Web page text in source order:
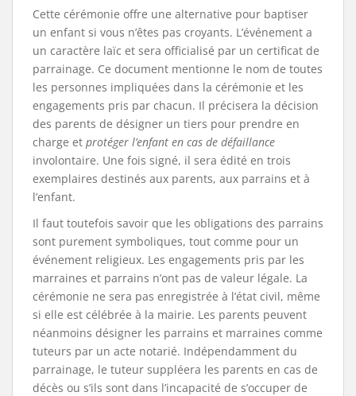
Cette cérémonie offre une alternative pour baptiser
un enfant si vous n’êtes pas croyants. L’événement a
un caractère laïc et sera officialisé par un certificat de
parrainage. Ce document mentionne le nom de toutes
les personnes impliquées dans la cérémonie et les
engagements pris par chacun. Il précisera la décision
des parents de désigner un tiers pour prendre en
charge et protéger l’enfant en cas de défaillance
involontaire. Une fois signé, il sera édité en trois
exemplaires destinés aux parents, aux parrains et à
l’enfant.
Il faut toutefois savoir que les obligations des parrains
sont purement symboliques, tout comme pour un
événement religieux. Les engagements pris par les
marraines et parrains n’ont pas de valeur légale. La
cérémonie ne sera pas enregistrée à l’état civil, même
si elle est célébrée à la mairie. Les parents peuvent
néanmoins désigner les parrains et marraines comme
tuteurs par un acte notarié. Indépendamment du
parrainage, le tuteur suppléera les parents en cas de
décès ou s’ils sont dans l’incapacité de s’occuper de